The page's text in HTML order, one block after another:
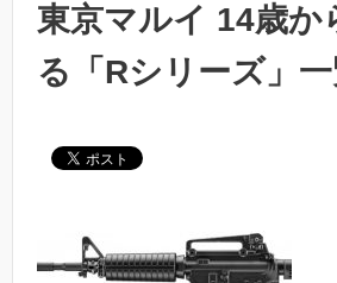
東京マルイ 14歳か
る「Rシリーズ」